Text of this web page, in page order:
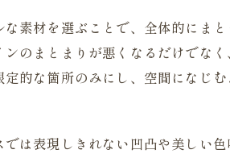
素材を選ぶことで、全体的にま
のまとまりが悪くなるだけでな
的な箇所のみにし、空間になじ
は表現しきれない凹凸や美しい